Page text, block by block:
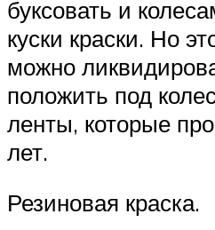
буксовать и
куски краски. Но
можно
положить под
ленты, которые
лет.
Резиновая краска.